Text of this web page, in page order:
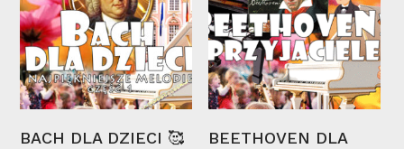
maj
BACH DLA DZIECI 🥰
lis
BEETHOVEN DLA